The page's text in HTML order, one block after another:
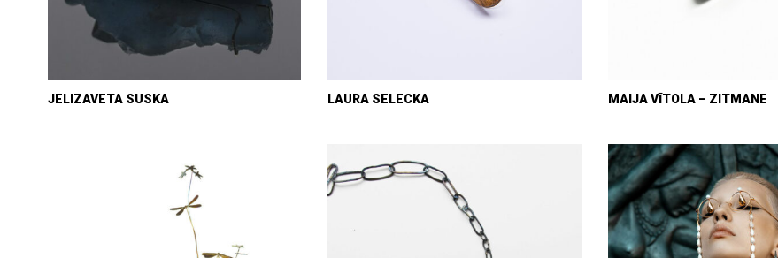
JELIZAVETA SUSKA LAURA SELECKA MAIJA VĪTOLA – ZITMANE